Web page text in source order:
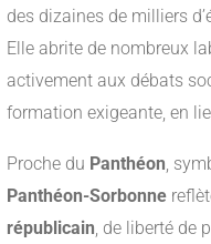
des dizaines de milliers
Elle abrite de nombreux
activement aux débats
formation exigeante, en
Proche du Panthéon,
Panthéon-Sorbonne
républicain, de liberté de